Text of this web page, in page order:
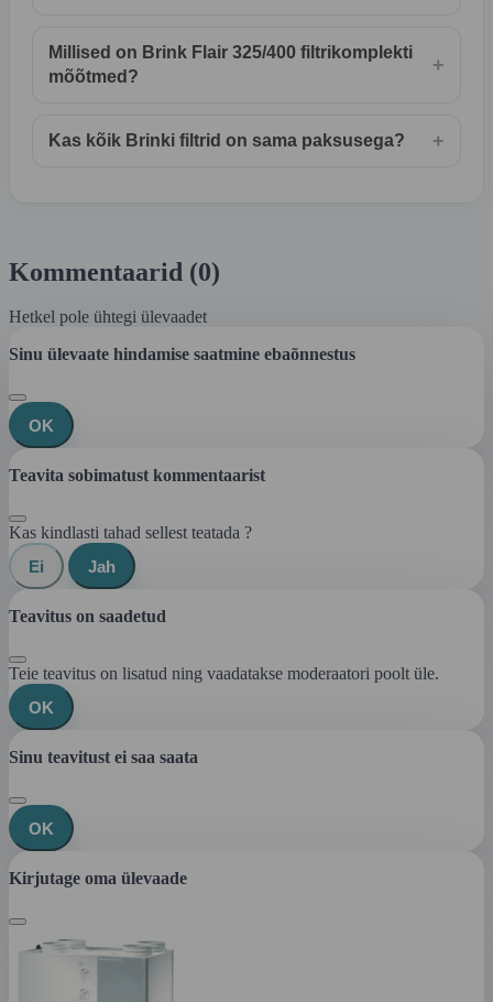
Millised on Brink Flair 325/400 filtrikomplekti
mõõtmed?
+
Kas kõik Brinki filtrid on sama paksusega? +
Kommentaarid (0)
Hetkel pole ühtegi ülevaadet
Sinu ülevaate hindamise saatmine ebaõnnestus
OK
Teavita sobimatust kommentaarist
Kas kindlasti tahad sellest teatada ?
Ei
Jah
Teavitus on saadetud
Teie teavitus on lisatud ning vaadatakse moderaatori poolt üle.
OK
Sinu teavitust ei saa saata
OK
Kirjutage oma ülevaade